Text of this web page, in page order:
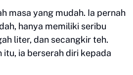
masa yang mudah. Ia pernah
hanya memiliki seribu
liter, dan secangkir teh.
ia berserah diri kepada